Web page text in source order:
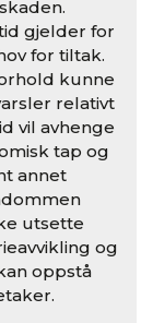
gjelder for
for tiltak.
kunne
relativt
vil avhenge
tap og
annet
utsette
og
oppstå